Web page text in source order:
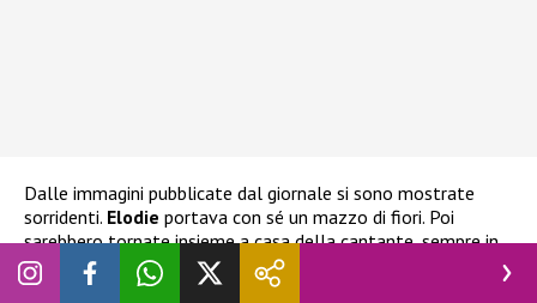
Dalle immagini pubblicate dal giornale si sono mostrate
sorridenti. Elodie portava con sé un mazzo di fiori. Poi
sarebbero tornate insieme a casa della cantante, sempre in
base a quanto si legge.